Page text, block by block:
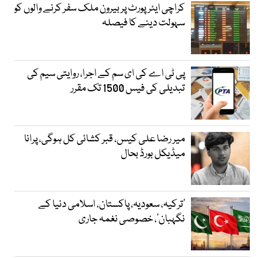
کراچی ایئرپورٹ پر بیرون ملک سفر کرنے والوں کو
سہولت دینے کا فیصلہ
پی ٹی اے کی ای سم کے اجرا، روایتی سیم کی
تبدیلی کی فیس 1500 تک مقرر
میر رضا علی کیس، قبر کشائی کل ہوگی، پرانا
میڈیکل بورڈ بحال
‘ترکیہ، سعودیہ، پاکستان، اسلامی دنیا کے
نگہبان’، خصوصی نغمہ جاری